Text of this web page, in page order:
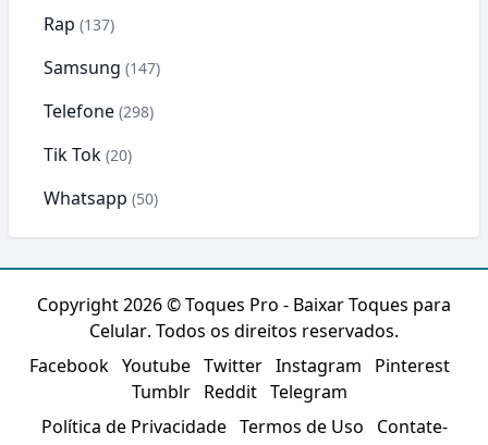
Rap (137)
Samsung (147)
Telefone (298)
Tik Tok (20)
Whatsapp (50)
Copyright 2026 ©Toques Pro - Baixar Toques para
Celular. Todos os direitos reservados.
Facebook Youtube Twitter Instagram
Pinterest
Tumblr Reddit Telegram
Política de Privacidade Termos de Uso
Contate-